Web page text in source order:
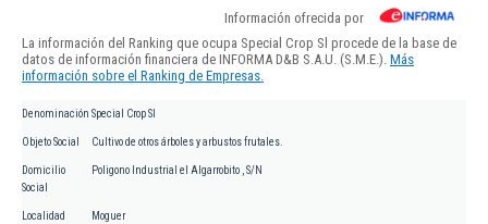
Información ofrecida por
La información del Ranking que ocupa Special Crop Sl procede de la base de
datos de información financiera de INFORMA D&B S.A.U. (S.M.E.). Más
información sobre el Ranking de Empresas.
Denominación Special Crop Sl
Objeto Social Cultivo de otros árboles y arbustos frutales.
Domicilio
Social
Poligono Industrial el Algarrobito , S/N
Localidad Moguer